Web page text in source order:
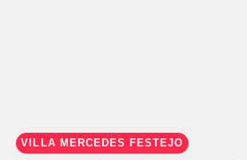
VILLA MERCEDES FESTEJÓ